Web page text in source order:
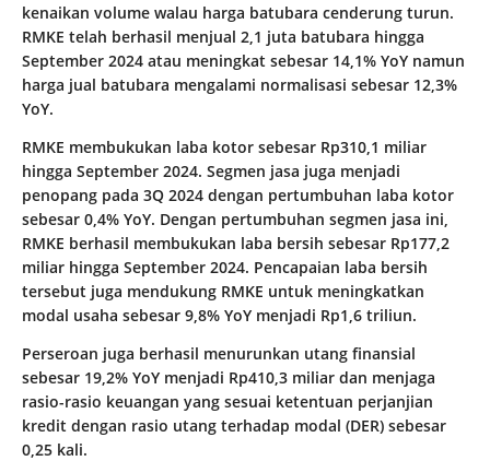
kenaikan volume walau harga batubara cenderung turun.
RMKE telah berhasil menjual 2,1 juta batubara hingga
September 2024 atau meningkat sebesar 14,1% YoY namun
harga jual batubara mengalami normalisasi sebesar 12,3%
YoY.
RMKE membukukan laba kotor sebesar Rp310,1 miliar
hingga September 2024. Segmen jasa juga menjadi
penopang pada 3Q 2024 dengan pertumbuhan laba kotor
sebesar 0,4% YoY. Dengan pertumbuhan segmen jasa ini,
RMKE berhasil membukukan laba bersih sebesar Rp177,2
miliar hingga September 2024. Pencapaian laba bersih
tersebut juga mendukung RMKE untuk meningkatkan
modal usaha sebesar 9,8% YoY menjadi Rp1,6 triliun.
Perseroan juga berhasil menurunkan utang finansial
sebesar 19,2% YoY menjadi Rp410,3 miliar dan menjaga
rasio-rasio keuangan yang sesuai ketentuan perjanjian
kredit dengan rasio utang terhadap modal (DER) sebesar
0,25 kali.